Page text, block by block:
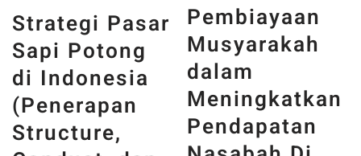
Strategi Pasar
Sapi Potong
di Indonesia
(Penerapan
Structure,
Pembiayaan
Musyarakah
dalam
Meningkatkan
Pendapatan